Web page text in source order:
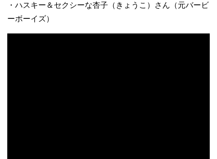
・ハスキー＆セクシーな杏子（きょうこ）さん（元バービ
ーボーイズ）